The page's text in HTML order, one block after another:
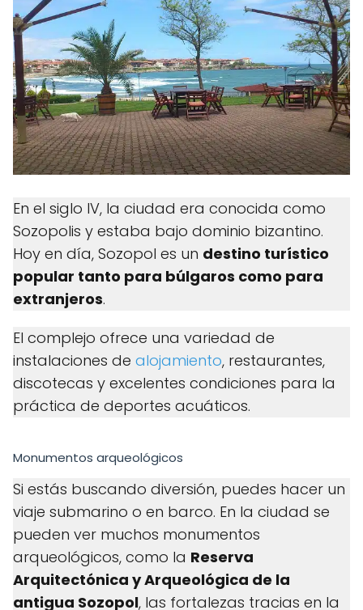
En el siglo IV, la ciudad era conocida como
Sozopolis y estaba bajo dominio bizantino.
Hoy en día, Sozopol es un destino turístico
popular tanto para búlgaros como para
extranjeros.
El complejo ofrece una variedad de
instalaciones de alojamiento, restaurantes,
discotecas y excelentes condiciones para la
práctica de deportes acuáticos.
Monumentos arqueológicos
Si estás buscando diversión, puedes hacer un
viaje submarino o en barco. En la ciudad se
pueden ver muchos monumentos
arqueológicos, como la Reserva
Arquitectónica y Arqueológica de la
antigua Sozopol, las fortalezas tracias en la